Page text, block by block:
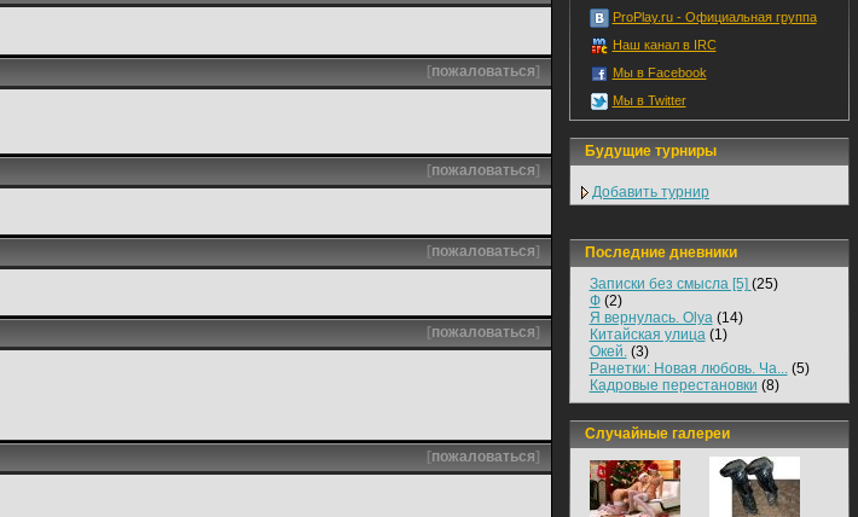
[пожаловаться]
[пожаловаться]
[пожаловаться]
[пожаловаться]
[пожаловаться]
ProPlay.ru - Официальная группа
Наш канал в IRC
Мы в Facebook
Мы в Twitter
Будущие турниры
Добавить турнир
Последние дневники
Записки без смысла [5] (25)
Ф(2)
Я вернулась. Olya(14)
Китайская улица(1)
Окей.(3)
Ранетки: Новая любовь. Ча...(5)
Кадровые перестановки (8)
Случайные галереи